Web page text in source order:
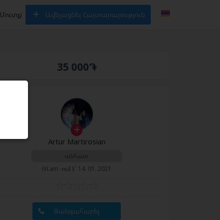
Մուտք Ավելացնել Հայտարարություն
35 000֏
Artur Martirosian
անհատ
iVi.am -ում է՝ 14. 01. 2021
Զանգահարել